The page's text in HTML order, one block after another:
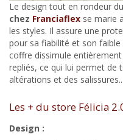
Le design tout en rondeur du
chez Franciaflex se marie
les styles. Il assure une
pour sa fiabilité et son
coffre dissimule
repliés, ce qui lui permet de
altérations et des salissures..
Les + du store Félicia
Design :